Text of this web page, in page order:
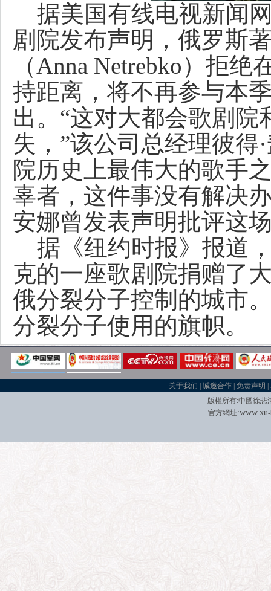
据美国有线电视新闻
剧院发布声明，俄罗斯
（Anna Netrebko）拒
持距离，将不再参与本
出。 “这对大都会歌剧
失，”该公司总经理彼得
院历史上最伟大的歌手
辜者，这件事没有解决
安娜曾发表声明批评这
据《纽约时报》报道
克的一座歌剧院捐赠了
俄分裂分子控制的城市
分裂分子使用的旗帜。
关于我们 |诚邀合作 |免责声明 |
版權所有:中國徐悲
官方網址:www.xu